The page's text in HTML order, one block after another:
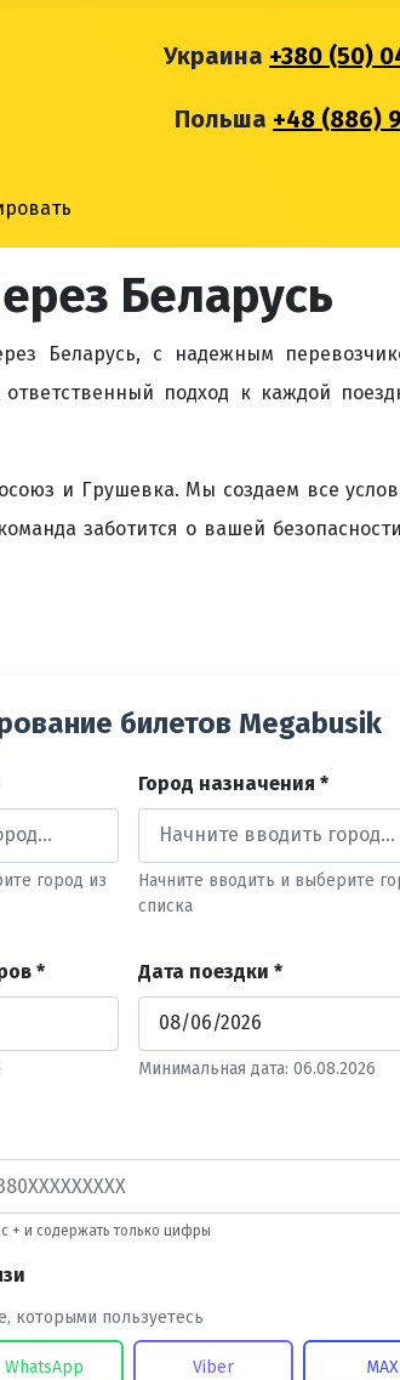
Украина +380 (50)
Польша +48 (886)
Беларусь
Беларусь, с надежным
подход к каждой
и Грушевка. Мы создаем все
заботится о вашей
билетов Megabusik
город из
Город назначения *
Начните вводить и выберите
списка
* Дата поездки *
Минимальная дата: 06.08.2026
+ и содержать только цифры
которыми пользуетесь
WhatsApp Viber MAX